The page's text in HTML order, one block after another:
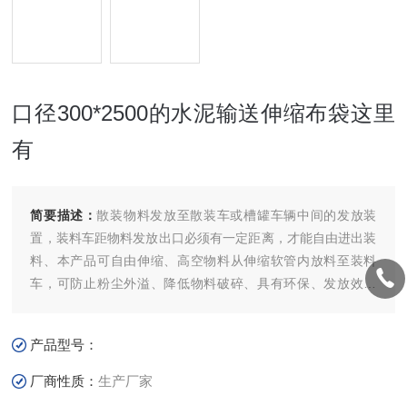
口径300*2500的水泥输送伸缩布袋这里
有
简要描述：散装物料发放至散装车或槽罐车辆中间的发放装
置，装料车距物料发放出口必须有一定距离，才能自由进出装
料、本产品可自由伸缩、高空物料从伸缩软管内放料至装料
车，可防止粉尘外溢、降低物料破碎、具有环保、发放效率
产品型号：
厂商性质：生产厂家